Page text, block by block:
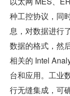
种工控协议，同
息，对数据进行
数据的格式，然
相关的 Intel
台和应用。工业
行无缝集成，可